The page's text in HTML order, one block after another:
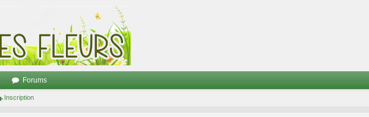
Forums
Inscription